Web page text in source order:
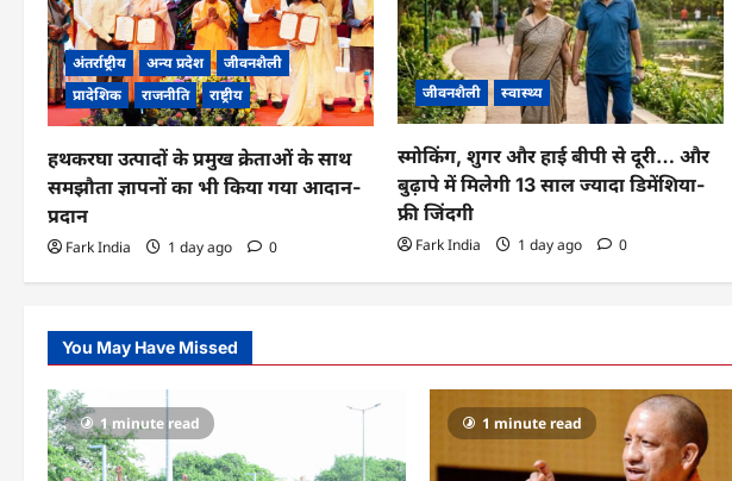
i
g
a
t
i
o
n
अंतर्राष्ट्रीय अन्य प्रदेश
जीवनशैली
प्रादेशिक
राजनीति राष्ट्रीय
हथकरघा उत्पादों के प्रमुख क्रेताओं के साथ
समझौता ज्ञापनों का भी किया गया आदान-
प्रदान
Fark India 1 day ago 0
जीवनशैली स्वास्थ्य
स्मोकिंग, शुगर और हाई बीपी से दूरी… और
बुढ़ापे में मिलेगी 13 साल ज्यादा डिमेंशिया-
फ्री जिंदगी
Fark India 1 day ago 0
You May Have Missed
1 minute read 1 minute read